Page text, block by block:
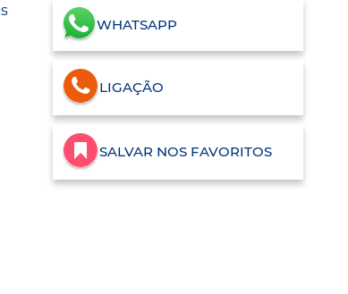
WHATSAPP
LIGAÇÃO
SALVAR NOS FAVORITOS